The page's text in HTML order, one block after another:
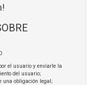
el usuario y enviarle la
del usuario;
una obligación legal;